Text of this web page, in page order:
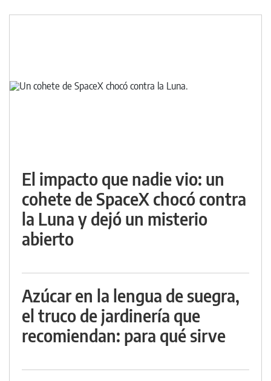
El impacto que nadie vio: un
cohete de SpaceX chocó contra
la Luna y dejó un misterio
abierto
Azúcar en la lengua de suegra,
el truco de jardinería que
recomiendan: para qué sirve